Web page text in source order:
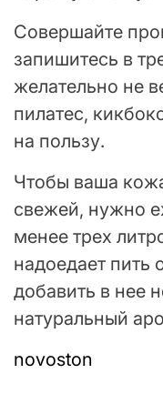
Совершайте
запишитесь в
желательно не
пилатес,
на пользу.
Чтобы ваша
свежей, нужно
менее трех
надоедает пить
добавить в нее
натуральный
novoston